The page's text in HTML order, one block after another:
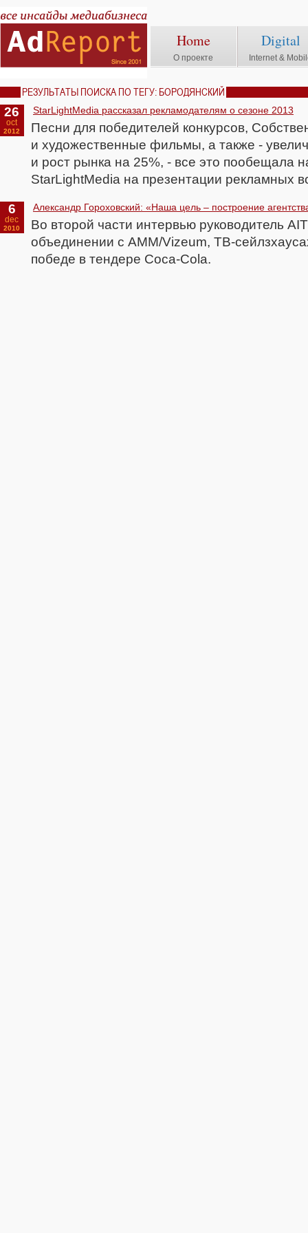
Home
О проекте
Digital
Internet &
РЕЗУЛЬТАТЫ ПОИСКА ПО ТЕГУ: БОРОДЯНСКИЙ
26
oct
2012
StarLightMedia рассказал рекламодателям о сезоне 2013
Песни для победителей конкурсов,
и художественные фильмы, а также -
и рост рынка на 25%, - все это пообещала
StarLightMedia на презентации рекламных
6
dec
2010
Александр Гороховский: «Наша цель – построение
Во второй части интервью руководитель
объединении с AMM/Vizeum, ТВ-
победе в тендере Coca-Cola.